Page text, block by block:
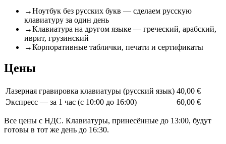
→Ноутбук без русских букв — сделаем русскую
клавиатуру за один день
→Клавиатура на другом языке — греческий, арабский,
иврит, грузинский
→Корпоративные таблички, печати и сертификаты
Цены
Лазерная гравировка клавиатуры (русский язык) 40,00 €
Экспресс — за 1 час (с 10:00 до 16:00)
60,00 €
Все цены с НДС. Клавиатуры, принесённые до 13:00, будут
готовы в тот же день до 16:30.